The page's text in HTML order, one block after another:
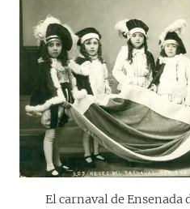
El carnaval de Ensenada